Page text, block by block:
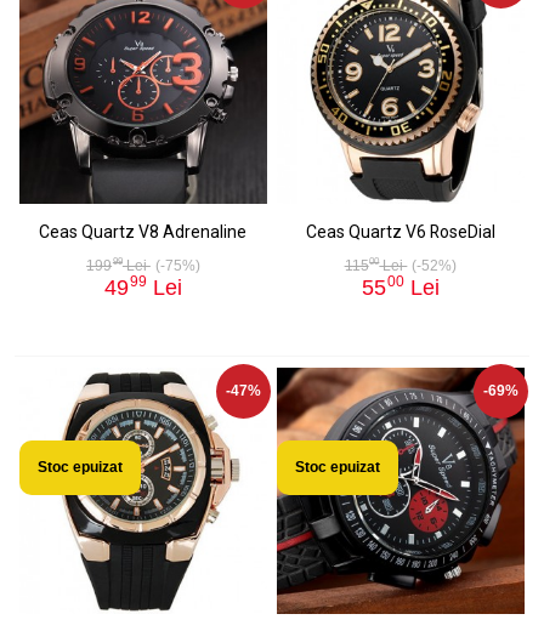
Ceas Quartz V8 Adrenaline
19999Lei (-75%)
4999 Lei
Ceas Quartz V6 RoseDial
11500Lei (-52%)
5500 Lei
-47%
Stoc epuizat
-69%
Stoc epuizat